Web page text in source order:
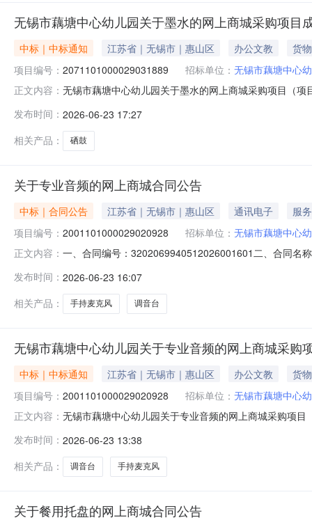
无锡市藕塘中心幼儿园关于墨水的网上商城采购项目
中标｜中标通知 江苏省｜无锡市｜惠山区 办公文教
货物
项目编号： 2071101000029031889 招标单位： 无锡市藕塘中心
正文内容： 无锡市藕塘中心幼儿园关于墨水的网上商城采购项目（
码:320206项目所在行政区划名称:江苏省无锡市惠山区
发布时间： 2026-06-23 17:27
相关产品：
硒鼓
关于专业音频的网上商城合同公告
中标｜合同公告 江苏省｜无锡市｜惠山区 通讯电子
服务
项目编号： 2001101000029020928 招标单位： 无锡市藕塘中心
正文内容： 一、合同编号：3202069940512026001601二、合同名
梁清路28号联系方式：18921520061六、合同主要信息
发布时间： 2026-06-23 16:07
相关产品：
手持麦克风 调音台
无锡市藕塘中心幼儿园关于专业音频的网上商城采购
中标｜中标通知 江苏省｜无锡市｜惠山区 办公文教
货物
项目编号： 2001101000029020928 招标单位： 无锡市藕塘中心
正文内容： 无锡市藕塘中心幼儿园关于专业音频的网上商城采购项
政区划编码:320206项目所在行政区划名称:江苏省无锡
发布时间： 2026-06-23 13:38
相关产品：
调音台 手持麦克风
关于餐用托盘的网上商城合同公告